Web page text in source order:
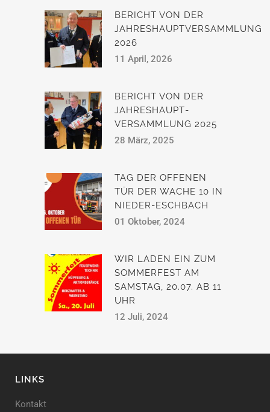
BERICHT VON DER
JAHRESHAUPTVERSAMMLUNG
2026
11 April, 2026
BERICHT VON DER
JAHRESHAUPT­
VERSAMMLUNG 2025
28 März, 2025
TAG DER OFFENEN
TÜR DER WACHE 10 IN
NIEDER-ESCHBACH
01 Oktober, 2024
WIR LADEN EIN ZUM
SOMMERFEST AM
SAMSTAG, 20.07. AB 11
UHR
12 Juli, 2024
LINKS
Kontakt